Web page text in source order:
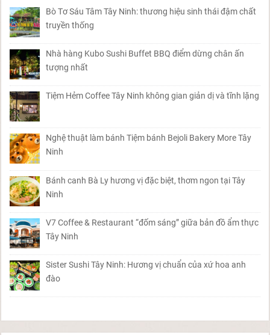
Bò Tơ Sáu Tâm Tây Ninh: thương hiệu sinh thái đậm chất
truyền thống
Nhà hàng Kubo Sushi Buffet BBQ điểm dừng chân ấn
tượng nhất
Tiệm Hẻm Coffee Tây Ninh không gian giản dị và tĩnh lặng
Nghệ thuật làm bánh Tiệm bánh Bejoli Bakery More Tây
Ninh
Bánh canh Bà Ly hương vị đặc biệt, thơm ngon tại Tây
Ninh
V7 Coffee & Restaurant “đốm sáng” giữa bản đồ ẩm thực
Tây Ninh
Sister Sushi Tây Ninh: Hương vị chuẩn của xứ hoa anh
đào